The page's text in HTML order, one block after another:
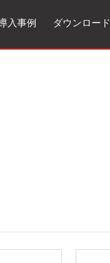
入事例 ダウンロード